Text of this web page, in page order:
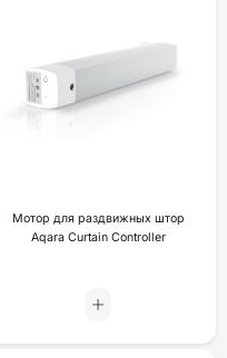
Мотор для раздвижных штор
Aqara Curtain Controller